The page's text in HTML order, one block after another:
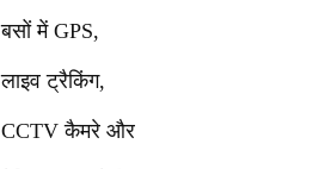
बसों में GPS,
लाइव ट्रैकिंग,
CCTV कैमरे और